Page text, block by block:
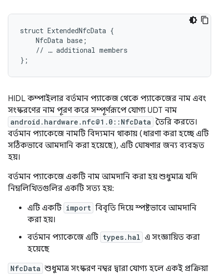
struct ExtendedNfcData {
    NfcData base;
    // … additional members
};
HIDL কম্পাইলার বর্তমান প্যাকেজ থেকে প্যাকেজের নাম এবং
সংস্করণের নাম পূরণ করে সম্পূর্ণরূপে যোগ্য UDT নাম
android.hardware.nfc@1.0::NfcData তৈরি করতে।
বর্তমান প্যাকেজে নামটি বিদ্যমান থাকায় (ধারণা করা হচ্ছে এটি
সঠিকভাবে আমদানি করা হয়েছে), এটি ঘোষণার জন্য ব্যবহৃত
হয়।
বর্তমান প্যাকেজে একটি নাম আমদানি করা হয় শুধুমাত্র যদি
নিম্নলিখিতগুলির একটি সত্য হয়:
এটি একটি import বিবৃতি দিয়ে স্পষ্টভাবে আমদানি
করা হয়।
বর্তমান প্যাকেজে এটি types.hal এ সংজ্ঞায়িত করা
হয়েছে
NfcData শুধুমাত্র সংস্করণ নম্বর দ্বারা যোগ্য হলে একই প্রক্রিয়া